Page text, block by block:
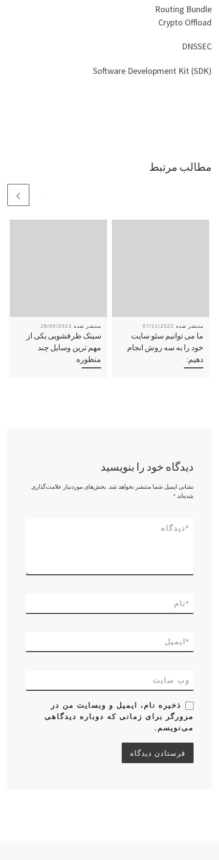
Routing Bundle
Crypto Offload
DNSSEC
Software Development Kit (SDK)
مطالب مرتبط
28/06/2023
سینک ظرفشویی یکی از
مهم ترین وسایل چند
منظوره
07/11/2022
ما می توانیم سئو سایت
خود را به سه روش انجام
دهیم:
دیدگاه خود را بنویسید
نشانی ایمیل شما منتشر نخواهد شد. بخش‌های موردنیاز علامت‌گذاری
شده‌اند*
دیدگاه*
نام*
ایمیل *
وب‌ سایت
ذخیره نام، ایمیل و وبسایت من در
مرورگر برای زمانی که دوباره دیدگاهی
می‌نویسم.